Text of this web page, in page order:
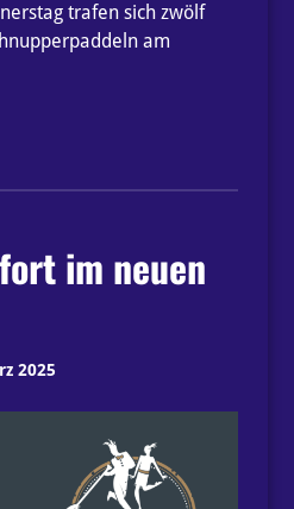
trafen sich zwölf
am
im neuen
2025